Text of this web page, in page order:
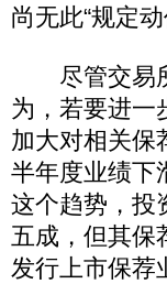
尚无此“规定
尽管交易所
为，若要进一
加大对相关保
半年度业绩下
这个趋势，投
五成，但其保
发行上市保荐